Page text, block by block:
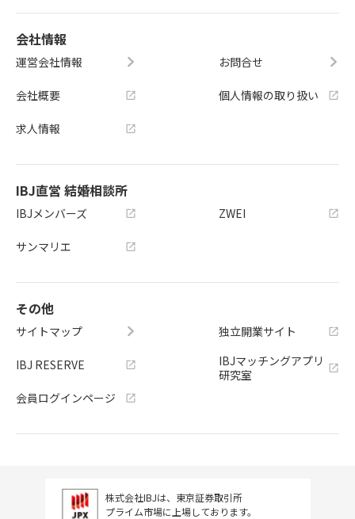
会社情報
運営会社情報
会社概要
求人情報
お問合せ
個人情報の取り扱い
IBJ直営 結婚相談所
IBJメンバーズ
サンマリエ
ZWEI
その他
サイトマップ
IBJ RESERVE
会員ログインページ
独立開業サイト
IBJマッチングアプリ
研究室
株式会社IBJは、東京証券取引所
プライム市場に上場しております。